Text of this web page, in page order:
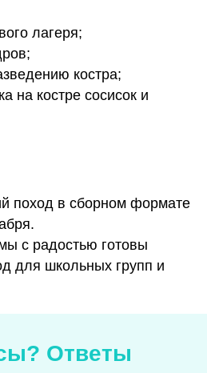
лагеря;
костра;
на костре сосисок и
поход в сборном формате
с радостью готовы
для школьных групп и
Ответы